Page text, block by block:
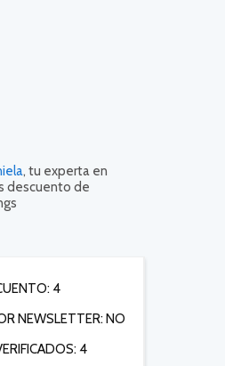
, tu experta en
descuento de
4
NEWSLETTER: NO
4